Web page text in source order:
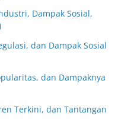
Dampak Sosial,
dan Dampak Sosial
dan Dampaknya
Terkini, dan Tantangan